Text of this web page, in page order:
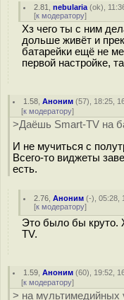
2.81 ,nebularia (ok),
[к модератору]
Хз чего ты с ним
дольше живёт и
батарейки ещё не
первой настройке,
1.58 ,Аноним (57), 18:25,
[к модератору]
>Даёшь Smart-TV на
И не мучиться с
Всего-то виджеты
есть.
2.76 ,Аноним (-), 05:28,
[к модератору]
Это было бы круто.
TV.
1.59 ,Аноним (60), 19:52,
[к модератору]
> на мультимедийных